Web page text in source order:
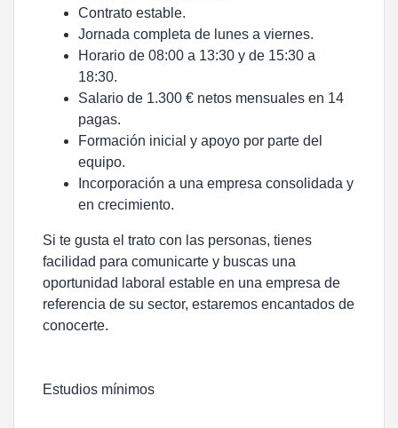
Contrato estable.
Jornada completa de lunes a viernes.
Horario de 08:00 a 13:30 y de 15:30 a
18:30.
Salario de 1.300 € netos mensuales en 14
pagas.
Formación inicial y apoyo por parte del
equipo.
Incorporación a una empresa consolidada y
en crecimiento.
Si te gusta el trato con las personas, tienes
facilidad para comunicarte y buscas una
oportunidad laboral estable en una empresa de
referencia de su sector, estaremos encantados de
conocerte.
Estudios mínimos